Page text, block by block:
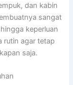
dan kabin
sangat
keperluan
rutin agar tetap
saja.